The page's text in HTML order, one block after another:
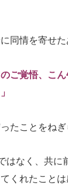
同情を寄せ
ご覚悟、こ
たことをねぎ
はなく、共に
くれたこと